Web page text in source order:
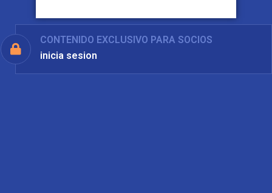
CONTENIDO EXCLUSIVO PARA SOCIOS
inicia sesion